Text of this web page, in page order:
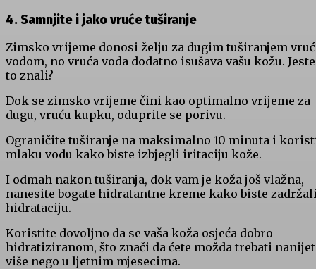
4. Samnjite i jako vruće tuširanje
Zimsko vrijeme donosi želju za dugim tuširanjem
vodom, no vruća voda dodatno isušava vašu kožu.
to znali?
Dok se zimsko vrijeme čini kao optimalno vrijeme za
dugu, vruću kupku, oduprite se porivu.
Ograničite tuširanje na maksimalno 10 minuta i
mlaku vodu kako biste izbjegli iritaciju kože.
I odmah nakon tuširanja, dok vam je koža još vlažna,
nanesite bogate hidratantne kreme kako biste
hidrataciju.
Koristite dovoljno da se vaša koža osjeća dobro
hidratiziranom, što znači da ćete možda trebati
više nego u ljetnim mjesecima.